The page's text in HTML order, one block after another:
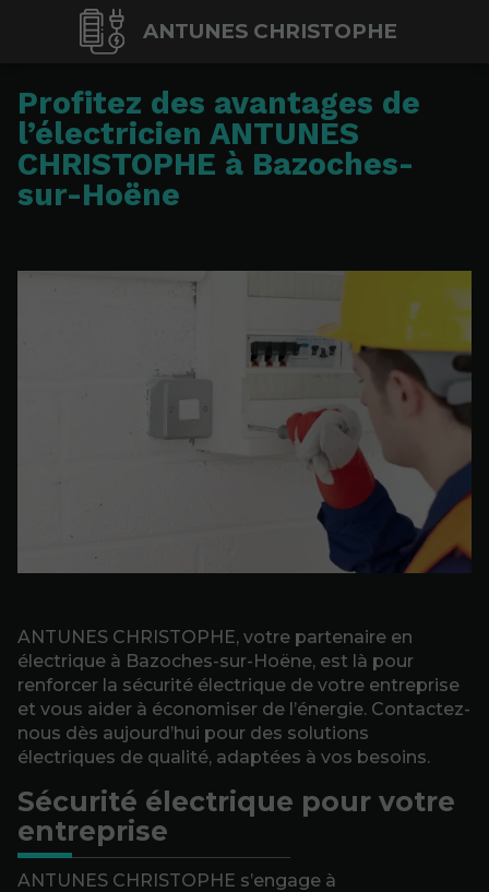
ANTUNES CHRISTOPHE
Profitez des avantages de
l’électricien ANTUNES
CHRISTOPHE à Bazoches-
sur-Hoëne
ANTUNES CHRISTOPHE, votre partenaire en
électrique à Bazoches-sur-Hoëne, est là pour
renforcer la sécurité électrique de votre entreprise
et vous aider à économiser de l’énergie. Contactez-
nous dès aujourd’hui pour des solutions
électriques de qualité, adaptées à vos besoins.
Sécurité électrique pour votre
entreprise
ANTUNES CHRISTOPHE s’engage à